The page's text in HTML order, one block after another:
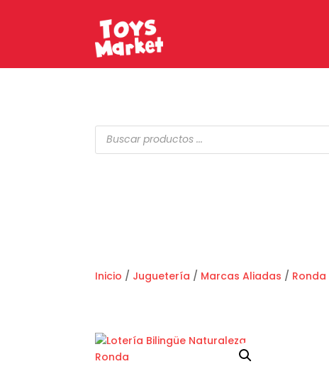
Búsqueda
de
productos
Inicio / Juguetería / Marcas Aliadas / Ronda